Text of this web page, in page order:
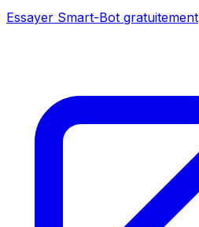
Essayer Smart-Bot gratuitement